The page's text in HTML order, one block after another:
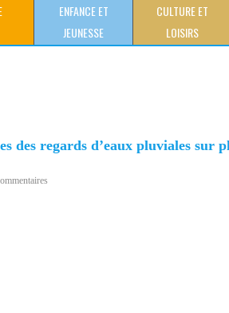
ENFANCE ET
JEUNESSE
CULTURE ET
LOISIRS
des regards d’eaux pluviales sur